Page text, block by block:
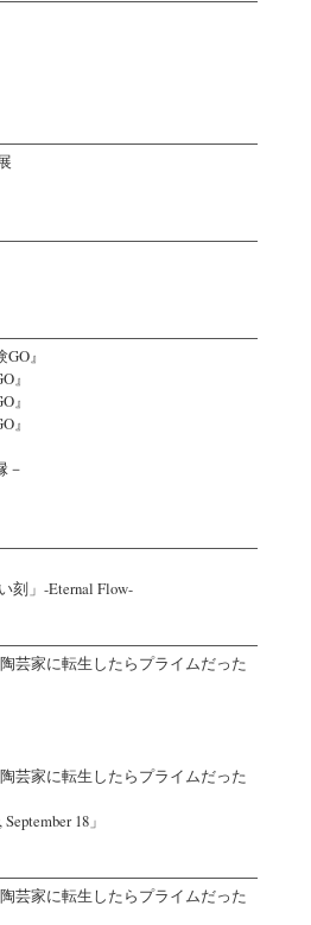
』
』
』
』
－
刻」-Eternal Flow-
芸家に転生したらプライムだった
芸家に転生したらプライムだった
18」
芸家に転生したらプライムだった